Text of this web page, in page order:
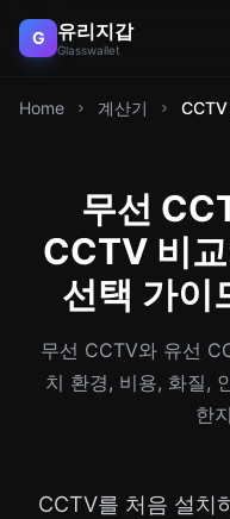
G 유리지갑
Glasswallet
Home 계산기
무선
CCTV 비
선택 가
무선 CCTV와 유선
치 환경, 비용, 화질,
한
CCTV를 처음 설치